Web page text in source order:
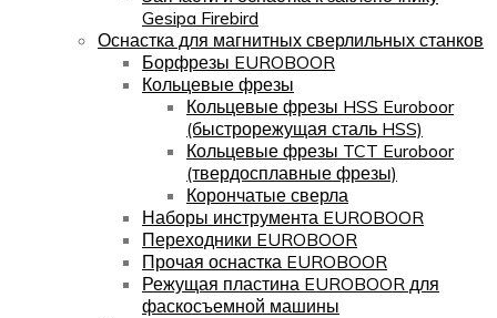
Gesipa Firebird
Оснастка для магнитных сверлильных станков
Борфрезы EUROBOOR
Кольцевые фрезы
Кольцевые фрезы HSS Euroboor
(быстрорежущая сталь HSS)
Кольцевые фрезы TCT Euroboor
(твердосплавные фрезы)
Корончатые сверла
Наборы инструмента EUROBOOR
Переходники EUROBOOR
Прочая оснастка EUROBOOR
Режущая пластина EUROBOOR для
фаскосъемной машины